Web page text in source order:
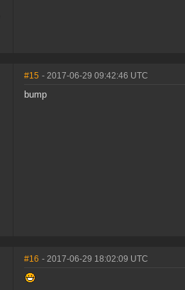
#15 - 2017-06-29 09:42:46 UTC
bump
#16 - 2017-06-29 18:02:09 UTC